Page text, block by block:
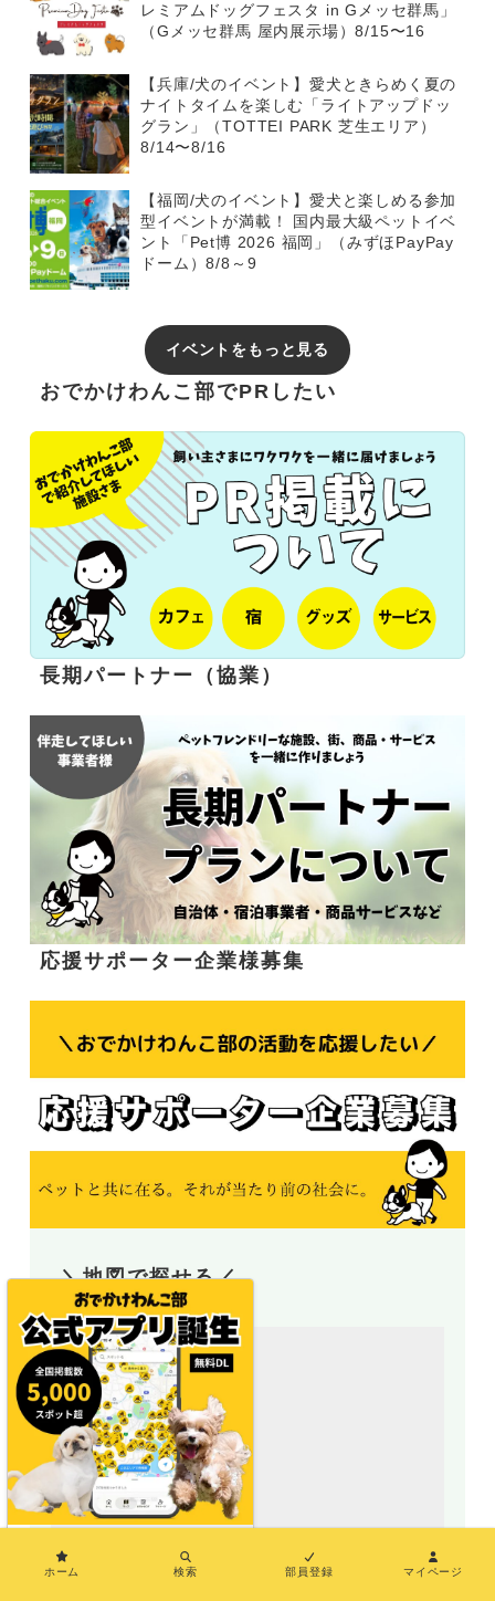
レミアムドッグフェスタ in Gメッセ群馬」
（Gメッセ群馬 屋内展示場）8/15〜16
【兵庫/犬のイベント】愛犬ときらめく夏の
ナイトタイムを楽しむ「ライトアップドッ
グラン」（TOTTEI PARK 芝生エリア）
8/14〜8/16
【福岡/犬のイベント】愛犬と楽しめる参加
型イベントが満載！ 国内最大級ペットイベ
ント「Pet博 2026 福岡」（みずほPayPay
ドーム）8/8～9
イベントをもっと見る
おでかけわんこ部でPRしたい
長期パートナー（協業）
応援サポーター企業様募集
＼地図で探せる／
ホーム 検索 部員登録 マイページ